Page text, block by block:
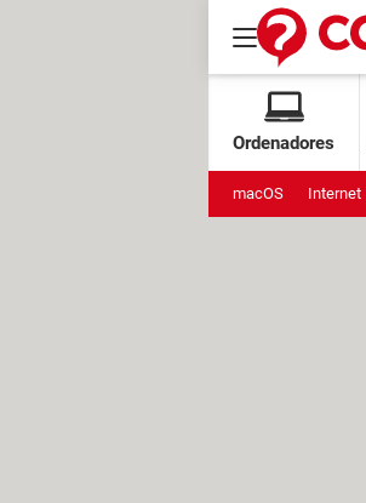
Ordenadores
macOS Internet